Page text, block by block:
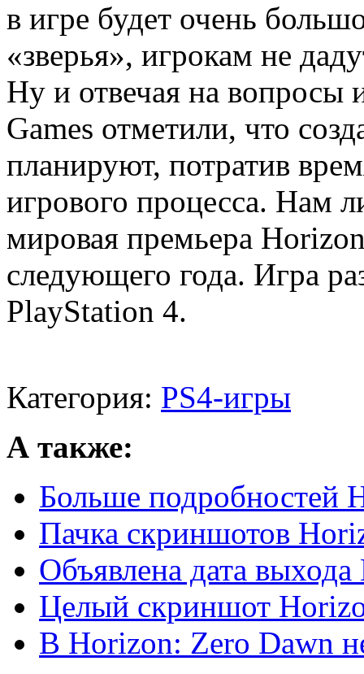
в игре будет очень
«зверья», игрокам не
Ну и отвечая на вопросы
Games отметили, что
планируют, потратив
игрового процесса. Нам
мировая премьера
следующего года. Игра
PlayStation 4.
Категория: PS4-игры
А также:
Больше подробностей
Пачка скриншотов
Объявлена дата
Целый скриншот
В Horizon: Zero Dawn